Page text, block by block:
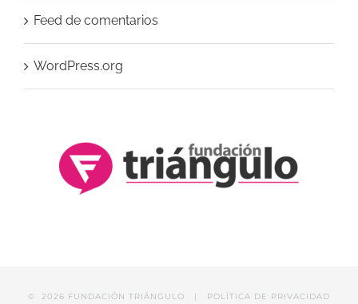
Feed de comentarios
WordPress.org
© 2026 FUNDACIÓN TRIÁNGULO | POLÍTICA DE PRIVACIDAD